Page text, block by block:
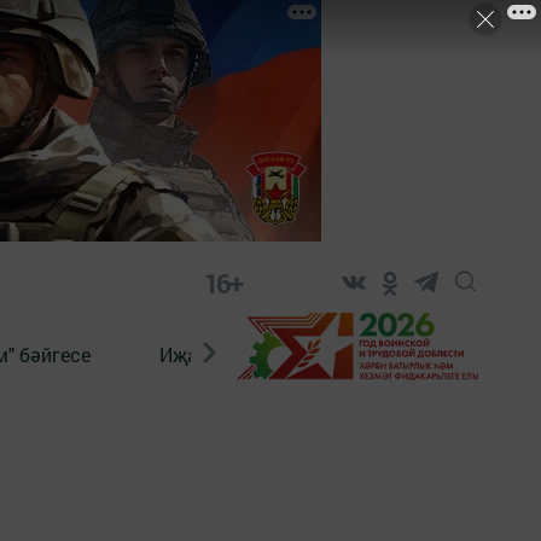
16+
бәйгесе Иҗат Реклама Онлайн